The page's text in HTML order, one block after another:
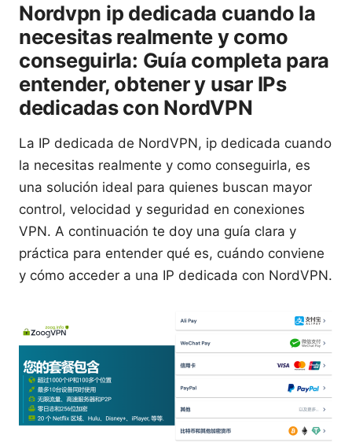
Nordvpn ip dedicada cuando la
necesitas realmente y como
conseguirla: Guía completa para
entender, obtener y usar IPs
dedicadas con NordVPN
La IP dedicada de NordVPN, ip dedicada cuando
la necesitas realmente y como conseguirla, es
una solución ideal para quienes buscan mayor
control, velocidad y seguridad en conexiones
VPN. A continuación te doy una guía clara y
práctica para entender qué es, cuándo conviene
y cómo acceder a una IP dedicada con NordVPN.